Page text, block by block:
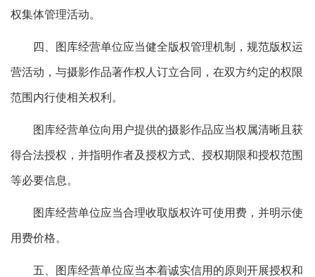
权集体管理活动。
四、图库经营单位应当健全版权管理机制，规范版权运
营活动，与摄影作品著作权人订立合同，在双方约定的权限
范围内行使相关权利。
图库经营单位向用户提供的摄影作品应当权属清晰且获
得合法授权，并指明作者及授权方式、授权期限和授权范围
等必要信息。
图库经营单位应当合理收取版权许可使用费，并明示使
用费价格。
五、图库经营单位应当本着诚实信用的原则开展授权和